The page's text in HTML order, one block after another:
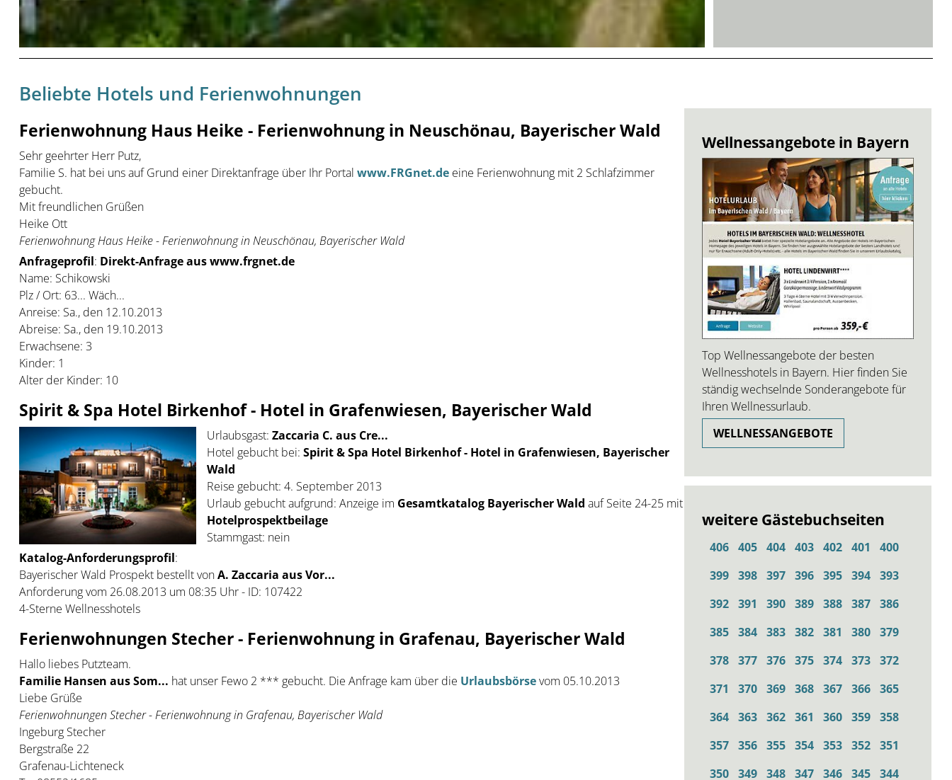
Beliebte Hotels und Ferienwohnungen
Ferienwohnung Haus Heike - Ferienwohnung in Neuschönau, Bayerischer Wald
Sehr geehrter Herr Putz,
Familie S. hat bei uns auf Grund einer Direktanfrage über Ihr Portal www.FRGnet.deeine Ferienwohnung mit 2 Schlafzimmer
gebucht.
Mit freundlichen Grüßen
Heike Ott
Ferienwohnung Haus Heike - Ferienwohnung in Neuschönau, Bayerischer Wald
Anfrageprofil: Direkt-Anfrage aus www.frgnet.de
Name: Schikowski
Plz / Ort: 63... Wäch...
Anreise: Sa., den 12.10.2013
Abreise: Sa., den 19.10.2013
Erwachsene: 3
Kinder: 1
Alter der Kinder: 10
Spirit & Spa Hotel Birkenhof - Hotel in Grafenwiesen, Bayerischer Wald
Urlaubsgast: Zaccaria C. aus Cre...
Hotel gebucht bei: Spirit & Spa Hotel Birkenhof - Hotel in Grafenwiesen, Bayerischer
Wald
Reise gebucht: 4. September 2013
Urlaub gebucht aufgrund: Anzeige im Gesamtkatalog Bayerischer Wald auf Seite 24-25 mit
Hotelprospektbeilage
Stammgast: nein
Katalog-Anforderungsprofil:
Bayerischer Wald Prospekt bestellt vonA. Zaccaria aus Vor...
Anforderung vom 26.08.2013 um 08:35 Uhr - ID: 107422
4-Sterne Wellnesshotels
Ferienwohnungen Stecher - Ferienwohnung in Grafenau, Bayerischer Wald
Hallo liebes Putzteam.
Familie Hansen aus Som... hat unser Fewo 2 *** gebucht. Die Anfrage kam über die Urlaubsbörsevom 05.10.2013
Liebe Grüße
Ferienwohnungen Stecher - Ferienwohnung in Grafenau, Bayerischer Wald
Ingeburg Stecher
Bergstraße 22
Grafenau-Lichteneck
Wellnessangebote in Bayern
Top Wellnessangebote der besten
Wellnesshotels in Bayern. Hier finden Sie
ständig wechselnde Sonderangebote für
Ihren Wellnessurlaub.
WELLNESSANGEBOTE
weitere Gästebuchseiten
406 405 404 403 402 401
400
399 398 397 396 395 394 393
392 391 390 389 388 387 386
385 384 383 382 381 380 379
378 377 376 375 374 373 372
371
370 369 368 367 366 365
364 363 362 361 360 359 358
357 356 355 354 353 352 351
350 349 348 347 346 345 344